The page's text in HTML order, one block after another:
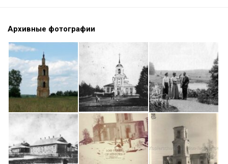
Архивные фотографии